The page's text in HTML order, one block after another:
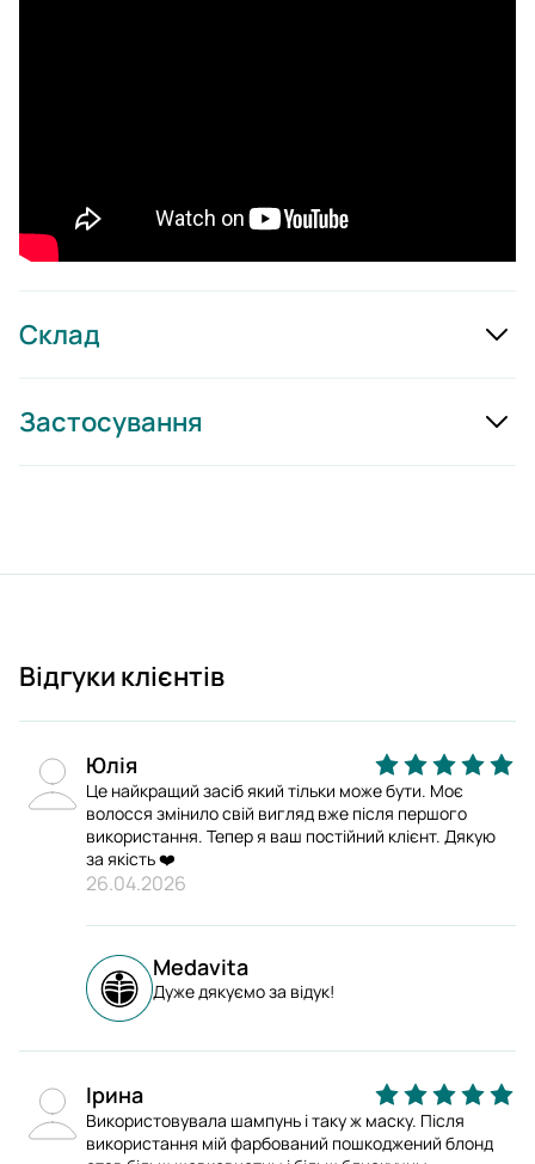
Склад
Застосування
Відгуки клієнтів
Юлія
Це найкращий засіб який тільки може бути. Моє
волосся змінило свій вигляд вже після першого
використання. Тепер я ваш постійний клієнт. Дякую
за якість ❤️
26.04.2026
Medavita
Дуже дякуємо за відук!
Ірина
Використовувала шампунь і таку ж маску. Після
використання мій фарбований пошкоджений блонд